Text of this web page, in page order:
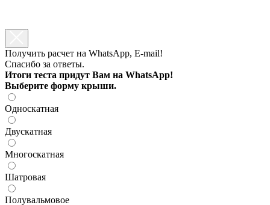
Получить расчет на WhatsApp, E-mail!
Спасибо за ответы.
Итоги теста придут Вам на WhatsApp!
Выберите форму крыши.
Односкатная
Двускатная
Многоскатная
Шатровая
Полувальмовое